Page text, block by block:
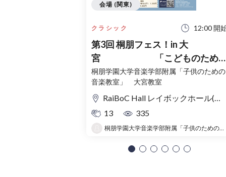
クラシック 12:00 開
第3回 桐朋フェス！in 大
宮 「こどものため
コンサート」〜出かけよう！音
の旅〜
桐朋学園大学音楽学部附属「子供のための
音楽教室」 大宮教室
RaiBoC Hall レイボックホール(市民会館おおみや) 5F リハーサルルーム・レクリエーションルーム
13
335
桐朋学園大学音楽学部附属「子供のための音楽教室 」大宮教室
会場 (関東)